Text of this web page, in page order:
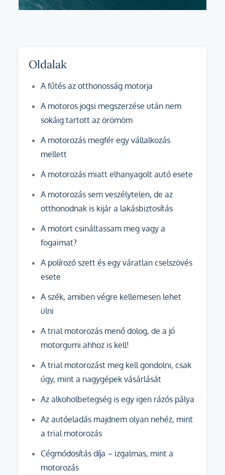
Oldalak
A fűtés az otthonosság motorja
A motoros jogsi megszerzése után nem
sokáig tartott az örömöm
A motorozás megfér egy vállalkozás
mellett
A motorozás miatt elhanyagolt autó esete
A motorozás sem veszélytelen, de az
otthonodnak is kijár a lakásbiztosítás
A motort csináltassam meg vagy a
fogaimat?
A polírozó szett és egy váratlan cselszövés
esete
A szék, amiben végre kellemesen lehet
ülni
A trial motorozás menő dolog, de a jó
motorgumi ahhoz is kell!
A trial motorozást meg kell gondolni, csak
úgy, mint a nagygépek vásárlását
Az alkoholbetegség is egy igen rázós pálya
Az autóeladás majdnem olyan nehéz, mint
a trial motorozás
Cégmódosítás díja – izgalmas, mint a
motorozás